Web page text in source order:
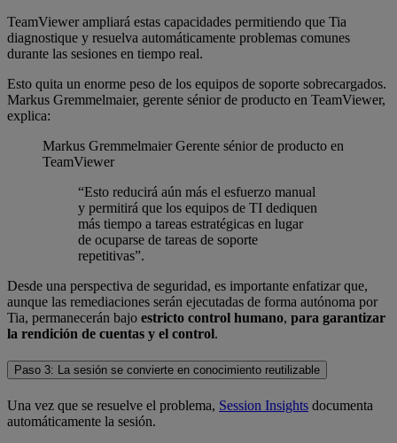
TeamViewer ampliará estas capacidades permitiendo que Tia
diagnostique y resuelva automáticamente problemas comunes
durante las sesiones en tiempo real.
Esto quita un enorme peso de los equipos de soporte sobrecargados.
Markus Gremmelmaier, gerente sénior de producto en TeamViewer,
explica:
Markus Gremmelmaier Gerente sénior de producto en
TeamViewer
“Esto reducirá aún más el esfuerzo manual
y permitirá que los equipos de TI dediquen
más tiempo a tareas estratégicas en lugar
de ocuparse de tareas de soporte
repetitivas”.
Desde una perspectiva de seguridad, es importante enfatizar que,
aunque las remediaciones serán ejecutadas de forma autónoma por
Tia, permanecerán bajo estricto control humano, para garantizar
la rendición de cuentas y el control.
Paso 3: La sesión se convierte en conocimiento reutilizable
Una vez que se resuelve el problema, Session Insights documenta
automáticamente la sesión.